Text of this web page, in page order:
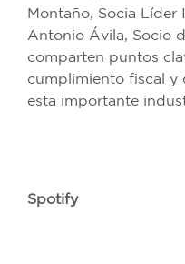
Montaño, Socia Líder
Antonio Ávila, Socio
comparten puntos
cumplimiento fiscal y
esta importante
Spotify